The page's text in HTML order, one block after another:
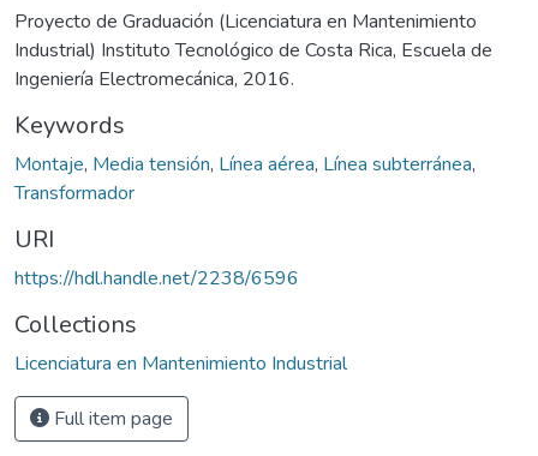
Proyecto de Graduación (Licenciatura en Mantenimiento
Industrial) Instituto Tecnológico de Costa Rica, Escuela de
Ingeniería Electromecánica, 2016.
Keywords
Montaje, Media tensión, Línea aérea, Línea subterránea,
Transformador
URI
https://hdl.handle.net/2238/6596
Collections
Licenciatura en Mantenimiento Industrial
Full item page